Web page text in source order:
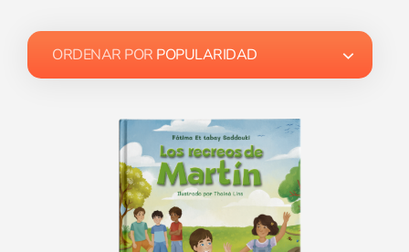
ORDENAR POR POPULARIDAD